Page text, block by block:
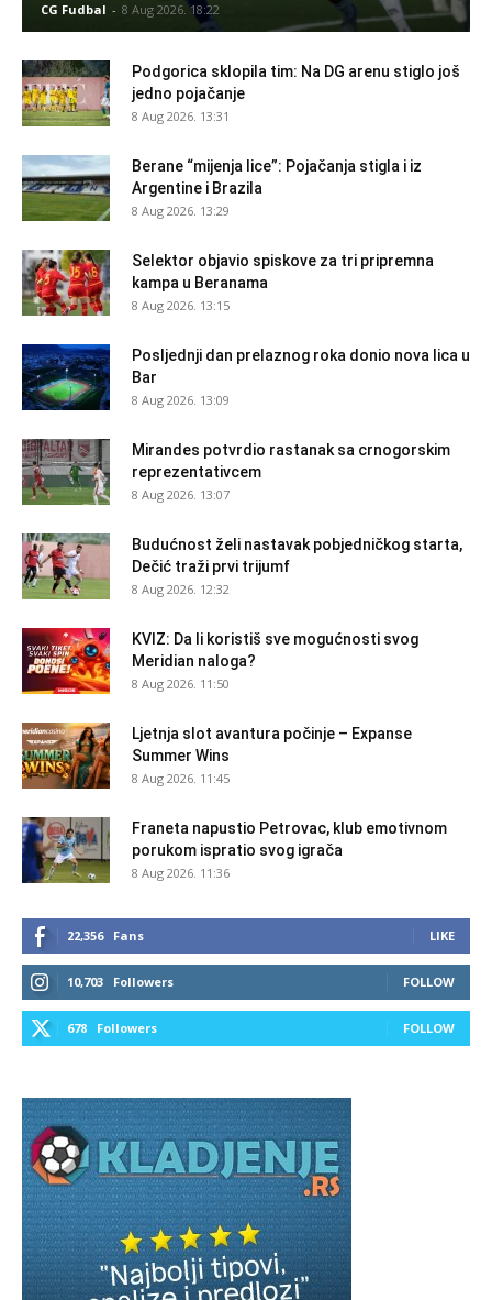
CG Fudbal - 8 Aug 2026. 18:22
Podgorica sklopila tim: Na DG arenu stiglo još
jedno pojačanje
8 Aug 2026. 13:31
Berane “mijenja lice”: Pojačanja stigla i iz
Argentine i Brazila
8 Aug 2026. 13:29
Selektor objavio spiskove za tri pripremna
kampa u Beranama
8 Aug 2026. 13:15
Posljednji dan prelaznog roka donio nova lica u
Bar
8 Aug 2026. 13:09
Mirandes potvrdio rastanak sa crnogorskim
reprezentativcem
8 Aug 2026. 13:07
Budućnost želi nastavak pobjedničkog starta,
Dečić traži prvi trijumf
8 Aug 2026. 12:32
KVIZ: Da li koristiš sve mogućnosti svog
Meridian naloga?
8 Aug 2026. 11:50
Ljetnja slot avantura počinje – Expanse
Summer Wins
8 Aug 2026. 11:45
Franeta napustio Petrovac, klub emotivnom
porukom ispratio svog igrača
8 Aug 2026. 11:36
22,356 Fans LIKE
10,703 Followers FOLLOW
678 Followers FOLLOW